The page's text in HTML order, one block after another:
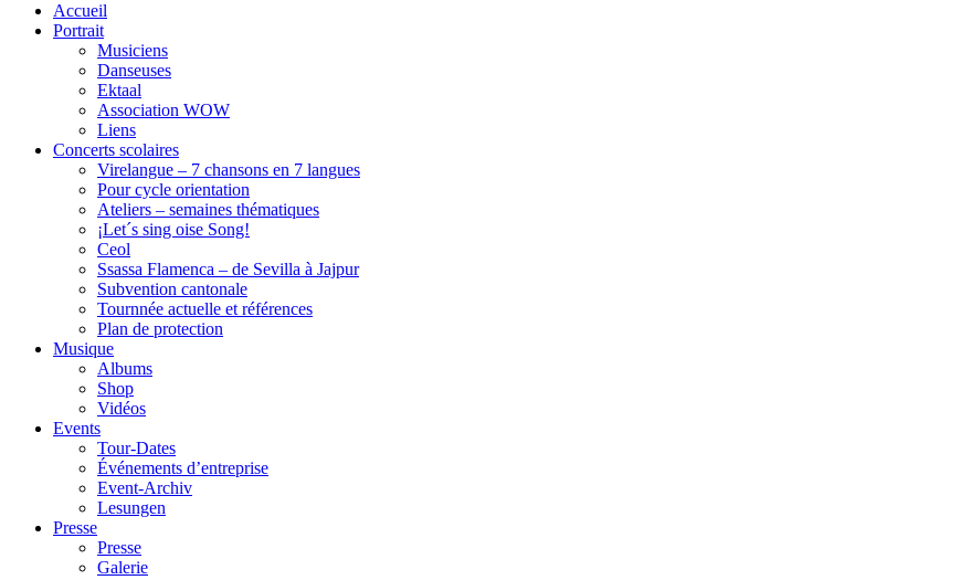
Accueil
Portrait
Musiciens
Danseuses
Ektaal
Association WOW
Liens
Concerts scolaires
Virelangue – 7 chansons en 7 langues
Pour cycle orientation
Ateliers – semaines thématiques
¡Let´s sing oise Song!
Ceol
Ssassa Flamenca – de Sevilla à Jajpur
Subvention cantonale
Tournnée actuelle et références
Plan de protection
Musique
Albums
Shop
Vidéos
Events
Tour-Dates
Événements d’entreprise
Event-Archiv
Lesungen
Presse
Presse
Galerie